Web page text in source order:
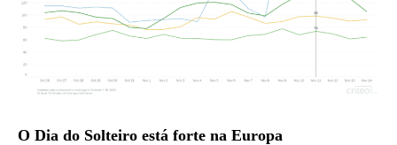
O Dia do Solteiro está forte na Europa